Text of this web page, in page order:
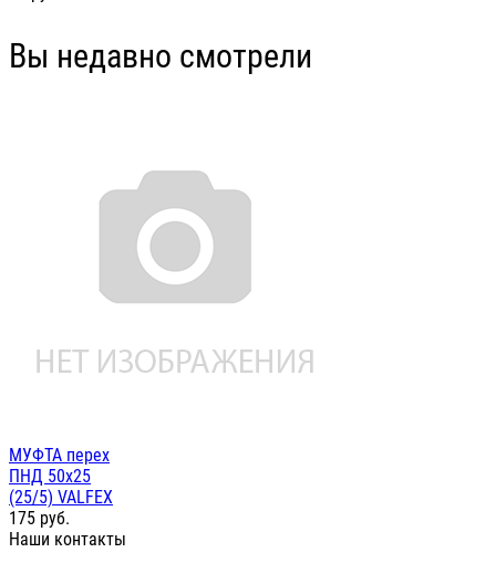
Вы недавно смотрели
МУФТА перех
ПНД 50х25
(25/5) VALFEX
175 руб.
Наши контакты